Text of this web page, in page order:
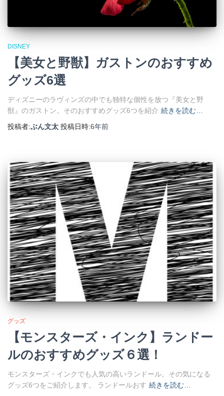
DISNEY
【美女と野獣】ガストンのおすすめ
グッズ6選
ディズニーのラヴィンズの中でも独特な個性を放つ『美女と野
獣』のガストン。そのおすすめグッズ6つを紹介 続きを読む…
投稿者:ぶん文太 投稿日時:6年前
グッズ
【モンスターズ・インク】ランドー
ルのおすすめグッズ６選！
モンスターズ・インクでも人気の高いランドール。その気になる
グッズ6つをご紹介します。 ランドールおす 続きを読む…